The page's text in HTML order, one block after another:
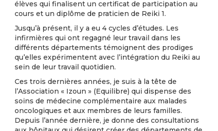
élèves qui finalisent un certificat de participation au
cours et un diplôme de praticien de Reiki 1.
Jusqu’à présent, il y a eu 4 cycles d’études. Les
infirmières qui ont regagné leur travail dans les
différents départements témoignent des prodiges
qu’elles expérimentent avec l’intégration du Reiki au
sein de leur travail quotidien.
Ces trois dernières années, je suis à la tête de
l’Association « Izoun » (Equilibre) qui dispense des
soins de médecine complémentaire aux malades
oncologiques et aux membres de leurs familles.
Depuis l’année dernière, je donne des consultations